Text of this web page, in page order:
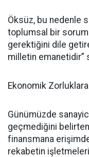
Öksüz, bu nedenle
toplumsal bir
gerektiğini dile
milletin emanetidir”
Ekonomik
Günümüzde
geçmediğini
finansmana
rekabetin işletmeleri